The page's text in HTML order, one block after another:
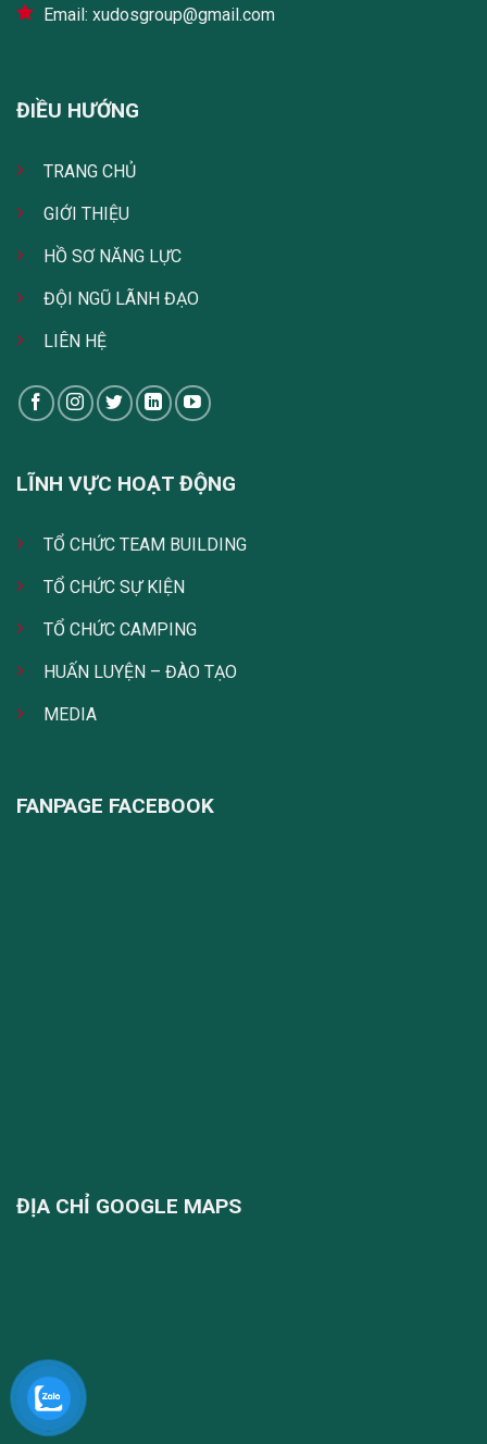
Email: xudosgroup@gmail.com
ĐIỀU HƯỚNG
TRANG CHỦ
GIỚI THIỆU
HỒ SƠ NĂNG LỰC
ĐỘI NGŨ LÃNH ĐẠO
LIÊN HỆ
LĨNH VỰC HOẠT ĐỘNG
TỔ CHỨC TEAM BUILDING
TỔ CHỨC SỰ KIỆN
TỔ CHỨC CAMPING
HUẤN LUYỆN – ĐÀO TẠO
MEDIA
FANPAGE FACEBOOK
ĐỊA CHỈ GOOGLE MAPS